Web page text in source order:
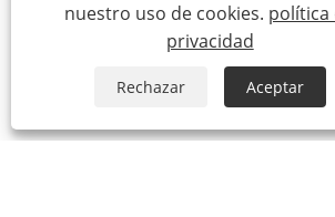
nuestro uso de cookies. política
privacidad
Rechazar Aceptar